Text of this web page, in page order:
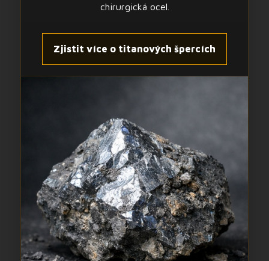
chirurgická ocel.
Zjistit více o titanových špercích